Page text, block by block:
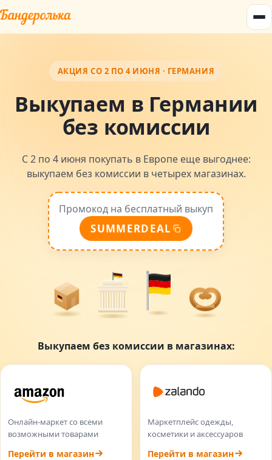
АКЦИЯ СО 2 ПО 4 ИЮНЯ · ГЕРМАНИЯ
Выкупаем в Германии
без комиссии
С 2 по 4 июня покупать в Европе еще выгоднее:
выкупаем без комиссии в четырех магазинах.
Промокод на бесплатный выкуп
SUMMERDEAL
Выкупаем без комиссии в магазинах:
Онлайн-маркет со всеми
возможными товарами
Перейти в магазин
Маркетплейс одежды,
косметики и аксессуаров
Перейти в магазин